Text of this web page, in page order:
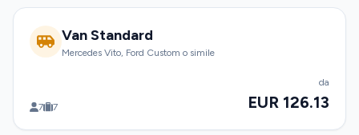
Van Standard
Mercedes Vito, Ford Custom o simile
7 7
da
EUR 126.13